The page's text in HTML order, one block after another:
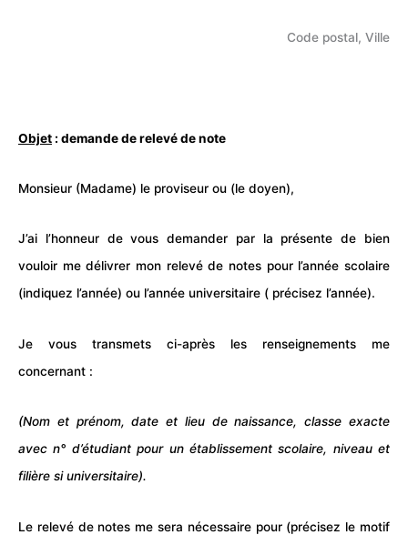
Code postal, Ville
Objet : demande de relevé de note
Monsieur (Madame) le proviseur ou (le doyen),
J’ai l’honneur de vous demander par la présente de bien
vouloir me délivrer mon relevé de notes pour l’année scolaire
(indiquez l’année) ou l’année universitaire ( précisez l’année).
Je vous transmets ci-après les renseignements me
concernant :
(Nom et prénom, date et lieu de naissance, classe exacte
avec n° d’étudiantpour un établissement scolaire, niveau et
filière siuniversitaire).
Le relevé de notes me sera nécessaire pour (précisez le motif